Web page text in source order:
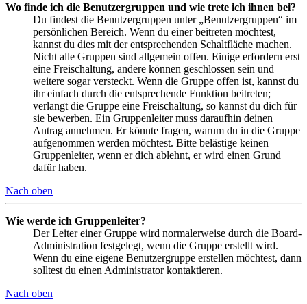
Wo finde ich die Benutzergruppen und wie trete ich ihnen bei?
Du findest die Benutzergruppen unter „Benutzergruppen“ im
persönlichen Bereich. Wenn du einer beitreten möchtest,
kannst du dies mit der entsprechenden Schaltfläche machen.
Nicht alle Gruppen sind allgemein offen. Einige erfordern erst
eine Freischaltung, andere können geschlossen sein und
weitere sogar versteckt. Wenn die Gruppe offen ist, kannst du
ihr einfach durch die entsprechende Funktion beitreten;
verlangt die Gruppe eine Freischaltung, so kannst du dich für
sie bewerben. Ein Gruppenleiter muss daraufhin deinen
Antrag annehmen. Er könnte fragen, warum du in die Gruppe
aufgenommen werden möchtest. Bitte belästige keinen
Gruppenleiter, wenn er dich ablehnt, er wird einen Grund
dafür haben.
Nach oben
Wie werde ich Gruppenleiter?
Der Leiter einer Gruppe wird normalerweise durch die Board-
Administration festgelegt, wenn die Gruppe erstellt wird.
Wenn du eine eigene Benutzergruppe erstellen möchtest, dann
solltest du einen Administrator kontaktieren.
Nach oben